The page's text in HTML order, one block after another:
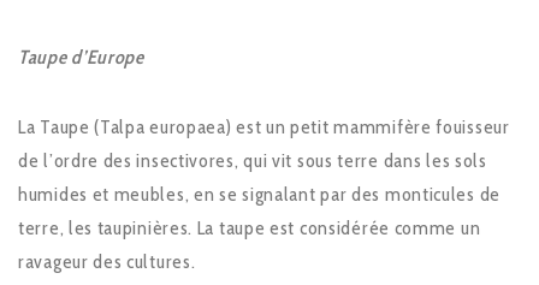
Taupe d’Europe
La Taupe (Talpa europaea) est un petit mammifère fouisseur
de l’ordre des insectivores, qui vit sous terre dans les sols
humides et meubles, en se signalant par des monticules de
terre, les taupinières. La taupe est considérée comme un
ravageur des cultures.